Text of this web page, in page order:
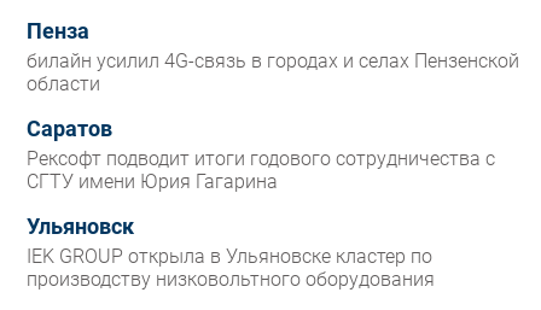
Пенза
билайн усилил 4G-связь в городах и селах Пензенской
области
Саратов
Рексофт подводит итоги годового сотрудничества с
СГТУ имени Юрия Гагарина
Ульяновск
IEK GROUP открыла в Ульяновске кластер по
производству низковольтного оборудования